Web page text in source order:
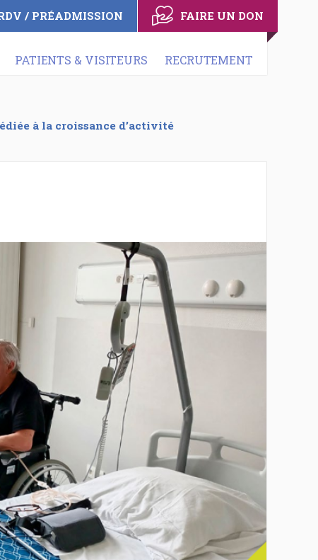
/ PRÉADMISSION FAIRE UN DON
PATIENTS & VISITEURS RECRUTEMENT
à la croissance d’activité